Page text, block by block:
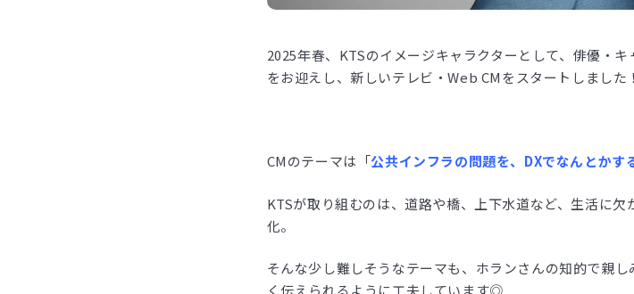
2025年春、KTSのイメージキャラクターとして、俳優・
をお迎えし、新しいテレビ・Web CMをスタートしました！
CMのテーマは「公共インフラの問題を、DXでなんとかす
KTSが取り組むのは、道路や橋、上下水道など、生活に
化。
そんな少し難しそうなテーマも、ホランさんの知的で親
く伝えられるように工夫しています◎